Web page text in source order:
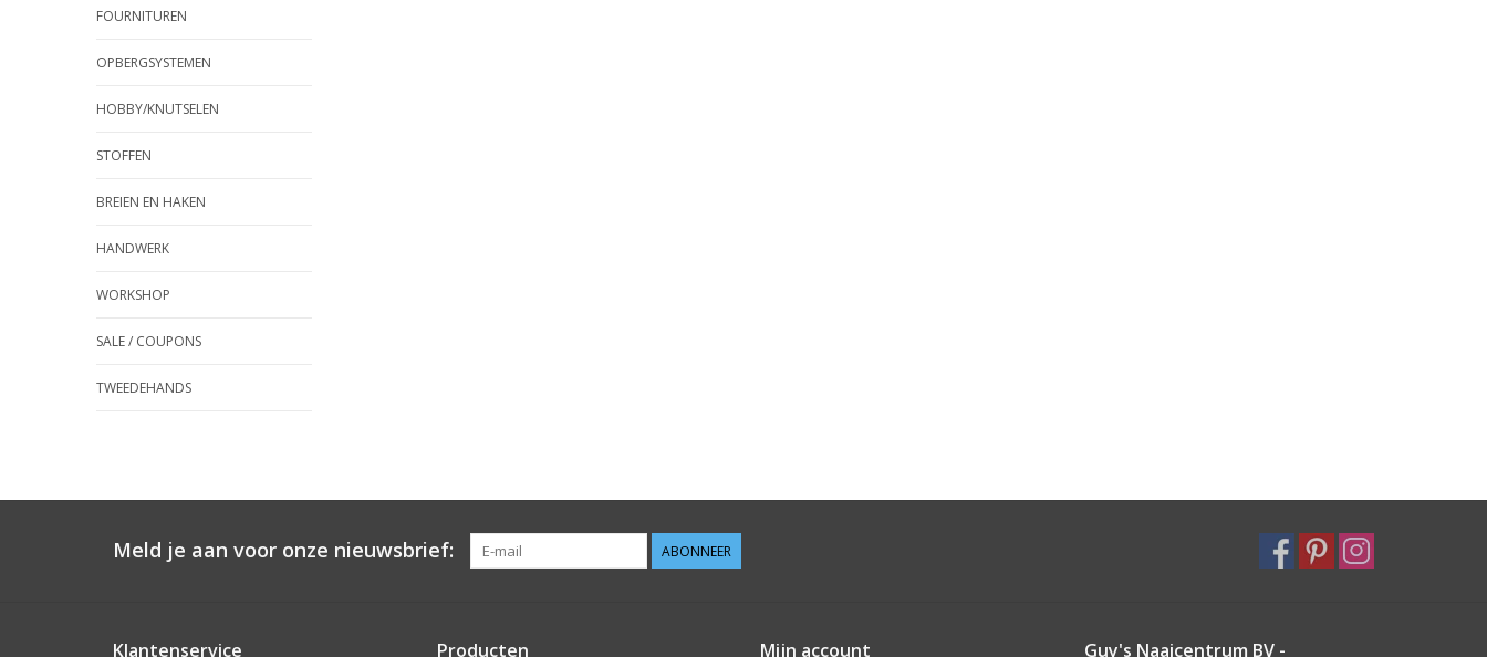
FOURNITUREN
OPBERGSYSTEMEN
HOBBY/KNUTSELEN
STOFFEN
BREIEN EN HAKEN
HANDWERK
WORKSHOP
SALE / COUPONS
TWEEDEHANDS
Meld je aan voor onze nieuwsbrief: ABONNEER
Klantenservice Producten Mijn account Guy's Naaicentrum BV -